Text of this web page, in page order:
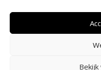
Privacyverklaring